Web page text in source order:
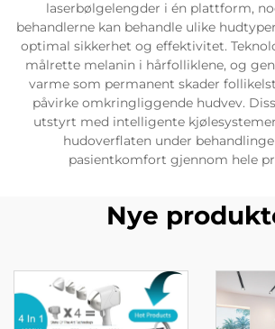
laserbølgelengder i én plattform,
behandlerne kan behandle ulike
optimal sikkerhet og effektivitet.
målrette melanin i hårfolliklene, og
varme som permanent skader
påvirke omkringliggende hudvev.
utstyrt med intelligente
hudoverflaten under
pasientkomfort gjennom hele
Nye